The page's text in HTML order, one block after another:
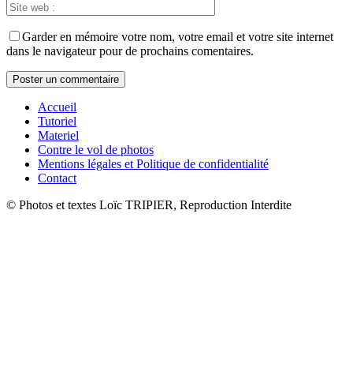
Garder en mémoire votre nom, votre email et votre site internet
dans le navigateur pour de prochains comentaires.
Accueil
Tutoriel
Materiel
Contre le vol de photos
Mentions légales et Politique de confidentialité
Contact
© Photos et textes Loïc TRIPIER, Reproduction Interdite